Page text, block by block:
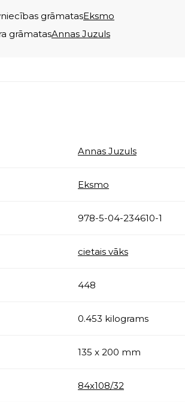
grāmatasEksmo
grāmatasAnnas Juzuls
Annas Juzuls
Eksmo
978-5-04-234610-1
cietais vāks
448
0.453 kilograms
135 x 200 mm
84x108/32